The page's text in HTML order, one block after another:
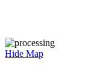
Hide Map